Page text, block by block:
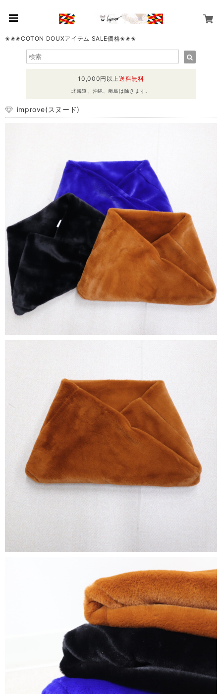
✬✬✬COTON DOUXアイテム SALE価格✬✬✬
10,000円以上送料無料
北海道、沖縄、離島は除きます。
improve(スヌード)